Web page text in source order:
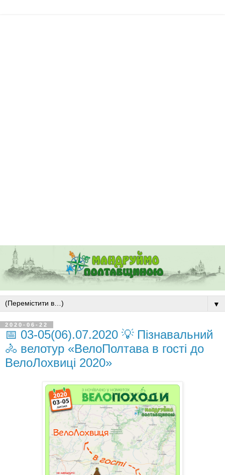
▼
2020-06-22
📅 03-05(06).07.2020 💡 Пізнавальний
🚴 велотур «ВелоПолтава в гості до
ВелоЛохвиці 2020»